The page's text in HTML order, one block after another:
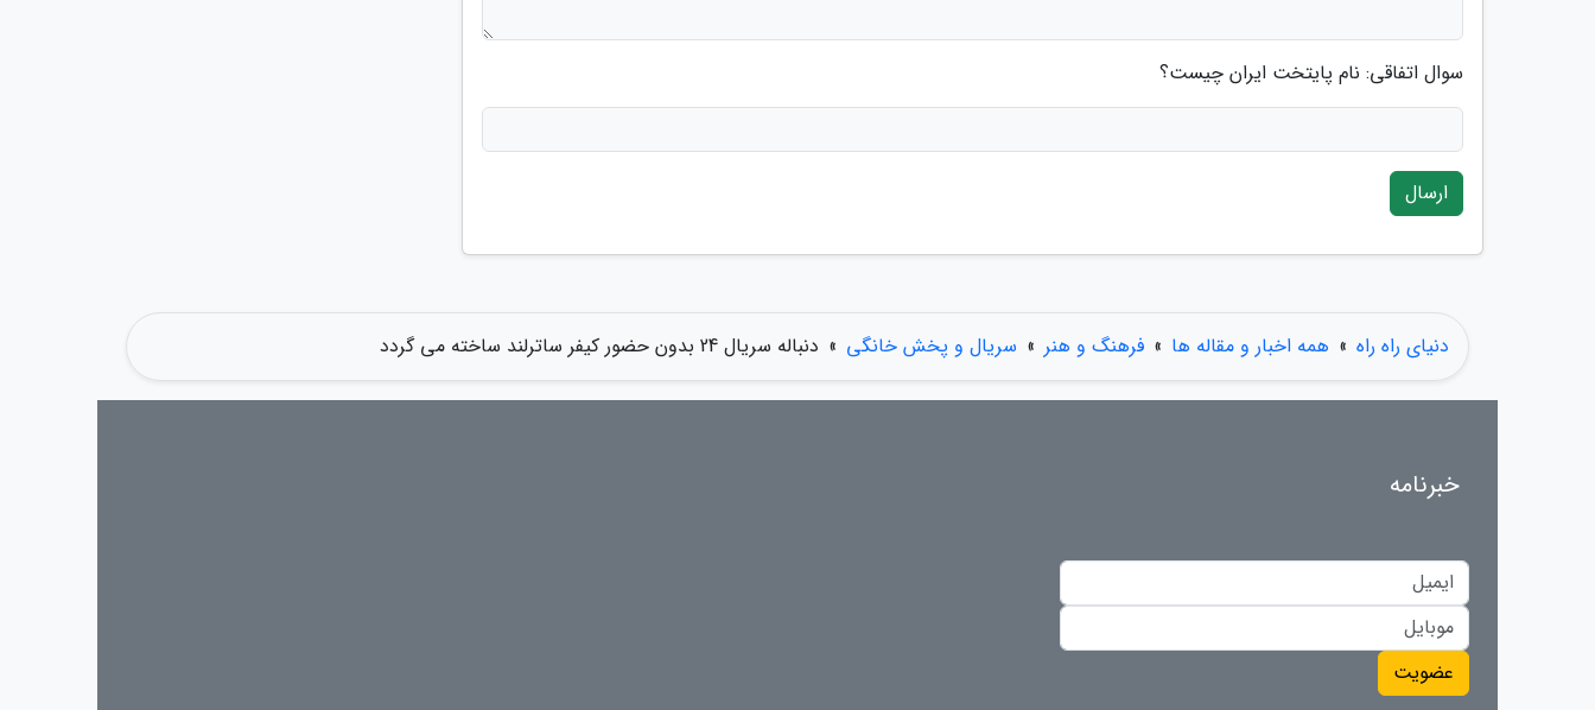
سوال اتفاقی: نام پایتخت ایران چیست؟
ارسال
دنیای راه راه » همه اخبار و مقاله ها » فرهنگ و هنر » سریال و پخش خانگی » دنباله سریال 24 بدون حضور کیفر ساترلند ساخته می گردد
خبرنامه
عضویت